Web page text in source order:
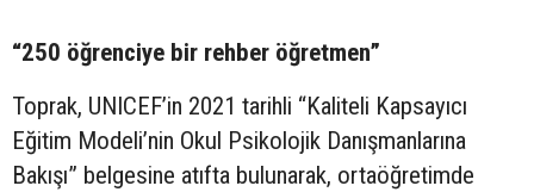
“250 öğrenciye bir rehber öğretmen”
Toprak, UNICEF’in 2021 tarihli “Kaliteli Kapsayıcı
Eğitim Modeli’nin Okul Psikolojik Danışmanlarına
Bakışı” belgesine atıfta bulunarak, ortaöğretimde